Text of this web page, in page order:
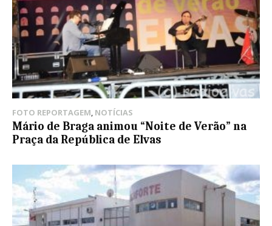
FOTO REPORTAGEM, NOTÍCIAS
Mário de Braga animou “Noite de Verão” na
Praça da República de Elvas